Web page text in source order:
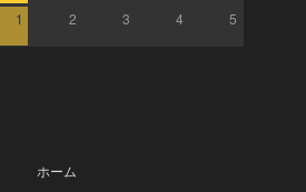
1 2 3 4 5
ホーム